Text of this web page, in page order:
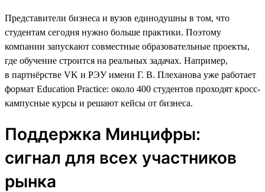
Представители бизнеса и вузов единодушны в том, что
студентам сегодня нужно больше практики. Поэтому
компании запускают совместные образовательные проекты,
где обучение строится на реальных задачах. Например,
в партнёрстве VK и РЭУ имени Г. В. Плеханова уже работает
формат Education Practice: около 400 студентов проходят кросс-
кампусные курсы и решают кейсы от бизнеса.
Поддержка Минцифры:
сигнал для всех участников
рынка